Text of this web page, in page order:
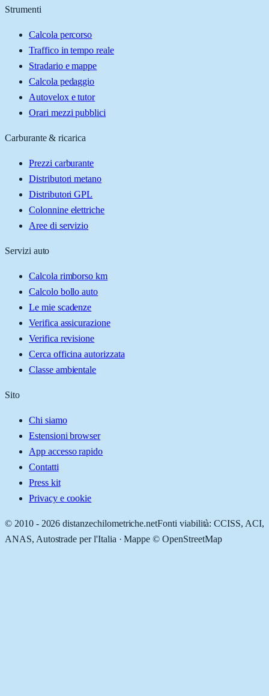
Strumenti
Calcola percorso
Traffico in tempo reale
Stradario e mappe
Calcola pedaggio
Autovelox e tutor
Orari mezzi pubblici
Carburante & ricarica
Prezzi carburante
Distributori metano
Distributori GPL
Colonnine elettriche
Aree di servizio
Servizi auto
Calcola rimborso km
Calcolo bollo auto
Le mie scadenze
Verifica assicurazione
Verifica revisione
Cerca officina autorizzata
Classe ambientale
Sito
Chi siamo
Estensioni browser
App accesso rapido
Contatti
Press kit
Privacy e cookie
© 2010 - 2026 distanzechilometriche.netFonti viabilità: CCISS, ACI,
ANAS, Autostrade per l'Italia · Mappe © OpenStreetMap